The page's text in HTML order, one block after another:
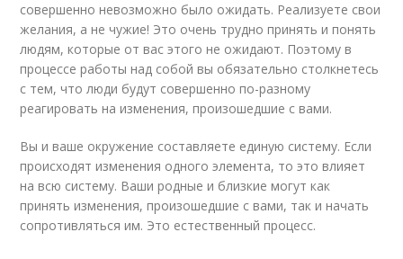
совершенно невозможно было ожидать. Реализуете свои
желания, а не чужие! Это очень трудно принять и понять
людям, которые от вас этого не ожидают. Поэтому в
процессе работы над собой вы обязательно столкнетесь
с тем, что люди будут совершенно по-разному
реагировать на изменения, произошедшие с вами.
Вы и ваше окружение составляете единую систему. Если
происходят изменения одного элемента, то это влияет
на всю систему. Ваши родные и близкие могут как
принять изменения, произошедшие с вами, так и начать
сопротивляться им. Это естественный процесс.